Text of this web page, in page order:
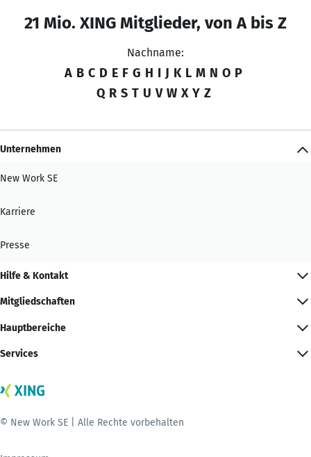
21 Mio. XING Mitglieder, von A bis Z
Nachname:
A B C D E F G H I J K L M N O P
Q R S T U V W X Y Z
Unternehmen
New Work SE
Karriere
Presse
Hilfe & Kontakt
Mitgliedschaften
Hauptbereiche
Services
© New Work SE | Alle Rechte vorbehalten